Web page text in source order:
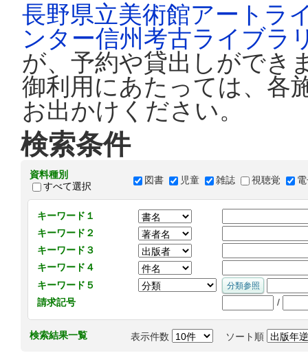
長野県立美術館アートラ
ンター信州考古ライブラ
が、予約や貸出しができ
御利用にあたっては、各
お出かけください。
検索条件
資料種別
すべて選択
図書 児童 雑誌 視聴覚
キーワード１
キーワード２
キーワード３
キーワード４
キーワード５
請求記号
/
検索結果一覧 表示件数 ソート順